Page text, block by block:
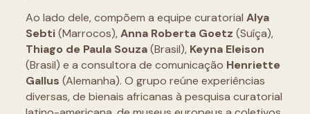
Ao lado dele, compõem a equipe curatorial Alya
Sebti(Marrocos),Anna Roberta Goetz (Suíça),
Thiago de Paula Souza(Brasil), Keyna Eleison
(Brasil) e a consultora de comunicação Henriette
Gallus (Alemanha). O grupo reúne experiências
diversas, de bienais africanas à pesquisa curatorial